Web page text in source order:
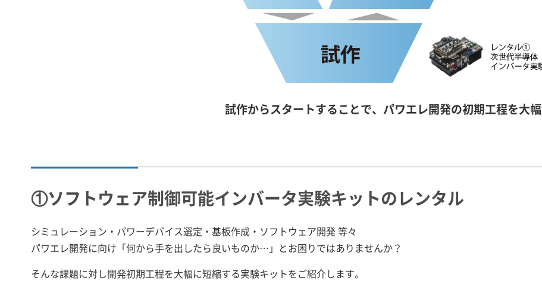
試作からスタートすることで、パワエレ開発の初期工程を大幅
①ソフトウェア制御可能インバータ実験キットのレンタル
シミュレーション・パワーデバイス選定・基板作成・ソフトウェア開発 等々
パワエレ開発に向け「何から手を出したら良いものか…」とお困りではありませんか？
そんな課題に対し開発初期工程を大幅に短縮する実験キットをご紹介します。